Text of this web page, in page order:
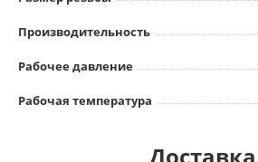
Производительность
Рабочее давление
Рабочая температура
Доставка